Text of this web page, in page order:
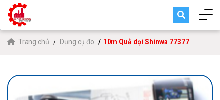
Trang chủ Dụng cụ đo 10m Quả dọi Shinwa 77377